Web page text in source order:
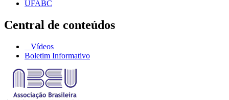
UFABC
Central de conteúdos
Vídeos
Boletim Informativo